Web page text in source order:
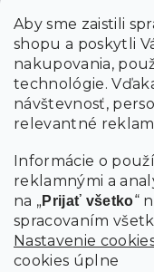
Aby sme zaistili
shopu a poskytli
nakupovania,
technológie.
návštevnosť,
relevantné
Informácie o
reklamnými a
na „Prijať všetko“
spracovaním
Nastavenie
cookies úplne
Vložením údajov
osobných údajov
PRIHLÁSIŤ SA